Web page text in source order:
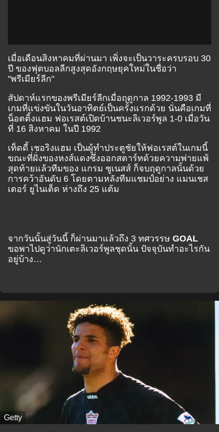
เมื่อเดือนสิงหาคมที่ผ่านมา เพิ่งจะเป็นวาระครบรอบ 30
ปี ของฟุตบอลลีกสูงสุดอังกฤษยุคใหม่ในชื่อว่า
"พรีเมียร์ลีก"
สัปดาห์แรกของพรีเมียร์ลีกเมื่อฤดูกาล 1992-1993 มี
เกมที่แข่งขันในวันอาทิตย์เป็นครั้งแรกด้วย นั่นคือเกมที่
น็อตติ้งแฮม ฟอเรสต์เปิดบ้านชนะลิเวอร์พูล 1-0 เมื่อวัน
ที่ 16 สิงหาคม ในปี 1992
เท็ดดี้ เชอริงแฮม เป็นผู้ทำประตูชัยให้ฟอเรสต์ในเกมนี้
ขณะที่ฝั่งของหงส์แดงซึ่งออกสตาร์ทด้วยความพ่ายแพ้
สุดท้ายแล้วทีมของ แกรม ซูเนสส์ ก็จบฤดูกาลนั้นด้วย
การคว้าอันดับ 6 โดยตามหลังทีมแชมป์อย่าง แมนเชส
เตอร์ ยูไนเต็ด ห่างถึง 25 แต้ม
จากวันนั้นสู่วันนี้ ก็ผ่านมาแล้วถึง 3 ทศวรรษ GOAL
ขอพาไปดูว่านักเตะลิเวอร์พูลชุดนั้น ปัจจุบันทำอะไรกัน
อยู่บ้าง…
Getty